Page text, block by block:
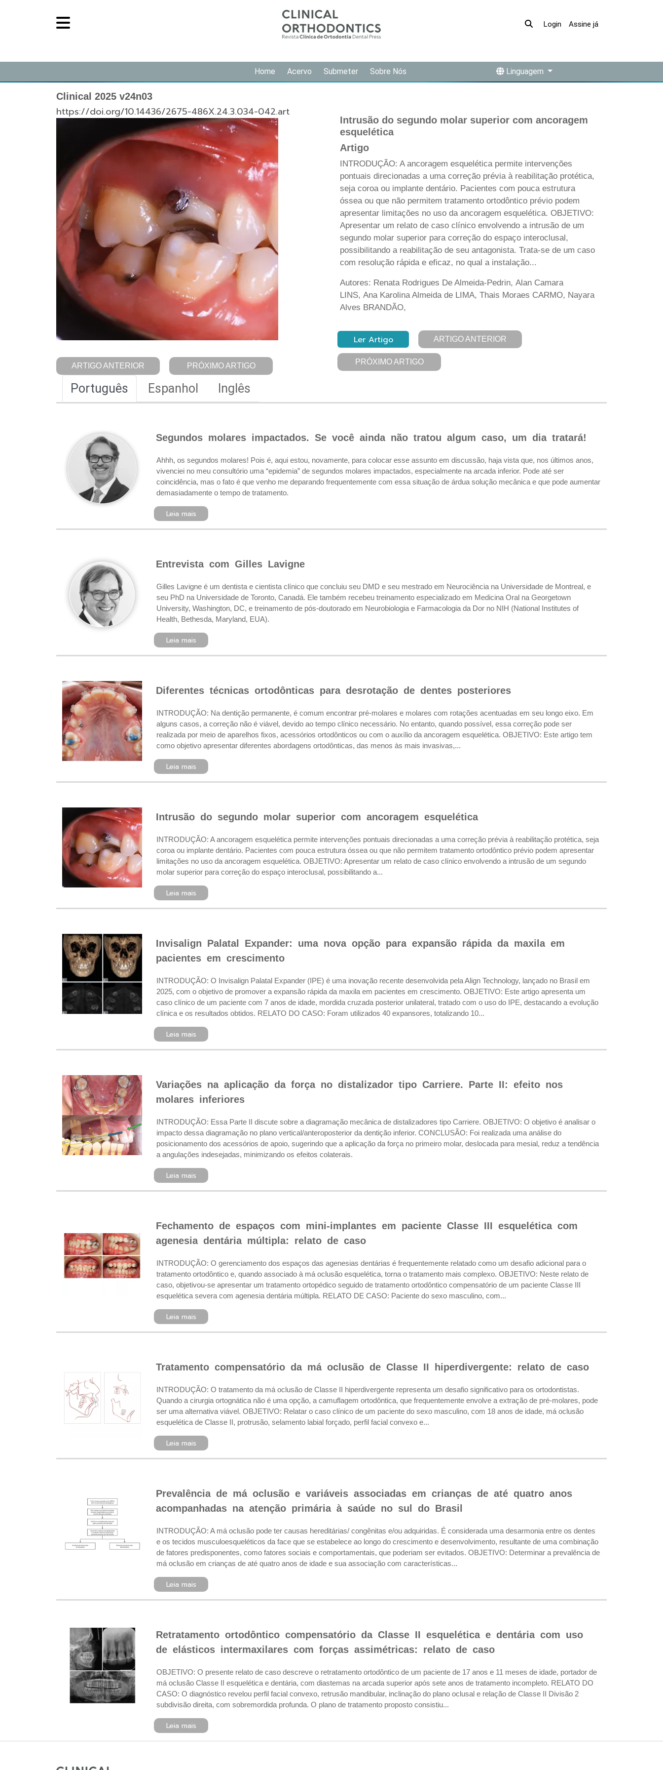
Login Assine já
Home Acervo Submeter Sobre Nós Linguagem
Clinical 2025 v24n03
https://doi.org/10.14436/2675-486X.24.3.034-042.art
ARTIGO ANTERIOR PRÓXIMO ARTIGO
Intrusão do segundo molar superior com ancoragem
esquelética
Artigo
INTRODUÇÃO: A ancoragem esquelética permite intervenções
pontuais direcionadas a uma correção prévia à reabilitação protética,
seja coroa ou implante dentário. Pacientes com pouca estrutura
óssea ou que não permitem tratamento ortodôntico prévio podem
apresentar limitações no uso da ancoragem esquelética. OBJETIVO:
Apresentar um relato de caso clínico envolvendo a intrusão de um
segundo molar superior para correção do espaço interoclusal,
possibilitando a reabilitação de seu antagonista. Trata-se de um caso
com resolução rápida e eficaz, no qual a instalação...
Autores: Renata Rodrigues De Almeida-Pedrin, Alan Camara
LINS, Ana Karolina Almeida de LIMA, Thais Moraes CARMO, Nayara
Alves BRANDÃO,
Ler Artigo ARTIGO ANTERIOR
PRÓXIMO ARTIGO
Português Espanhol Inglês
Segundos molares impactados. Se você ainda não tratou algum caso, um dia tratará!
Ahhh, os segundos molares! Pois é, aqui estou, novamente, para colocar esse assunto em discussão, haja vista que, nos últimos anos,
vivenciei no meu consultório uma “epidemia” de segundos molares impactados, especialmente na arcada inferior. Pode até ser
coincidência, mas o fato é que venho me deparando frequentemente com essa situação de árdua solução mecânica e que pode aumentar
demasiadamente o tempo de tratamento.
Leia mais
Entrevista com Gilles Lavigne
Gilles Lavigne é um dentista e cientista clínico que concluiu seu DMD e seu mestrado em Neurociência na Universidade de Montreal, e
seu PhD na Universidade de Toronto, Canadá. Ele também recebeu treinamento especializado em Medicina Oral na Georgetown
University, Washington, DC, e treinamento de pós-doutorado em Neurobiologia e Farmacologia da Dor no NIH (National Institutes of
Health, Bethesda, Maryland, EUA).
Leia mais
Diferentes técnicas ortodônticas para desrotação de dentes posteriores
INTRODUÇÃO: Na dentição permanente, é comum encontrar pré-molares e molares com rotações acentuadas em seu longo eixo. Em
alguns casos, a correção não é viável, devido ao tempo clínico necessário. No entanto, quando possível, essa correção pode ser
realizada por meio de aparelhos fixos, acessórios ortodônticos ou com o auxílio da ancoragem esquelética. OBJETIVO: Este artigo tem
como objetivo apresentar diferentes abordagens ortodônticas, das menos às mais invasivas,...
Leia mais
Intrusão do segundo molar superior com ancoragem esquelética
INTRODUÇÃO: A ancoragem esquelética permite intervenções pontuais direcionadas a uma correção prévia à reabilitação protética, seja
coroa ou implante dentário. Pacientes com pouca estrutura óssea ou que não permitem tratamento ortodôntico prévio podem apresentar
limitações no uso da ancoragem esquelética. OBJETIVO: Apresentar um relato de caso clínico envolvendo a intrusão de um segundo
molar superior para correção do espaço interoclusal, possibilitando a...
Leia mais
Invisalign Palatal Expander: uma nova opção para expansão rápida da maxila em
pacientes em crescimento
INTRODUÇÃO: O Invisalign Palatal Expander (IPE) é uma inovação recente desenvolvida pela Align Technology, lançado no Brasil em
2025, com o objetivo de promover a expansão rápida da maxila em pacientes em crescimento. OBJETIVO: Este artigo apresenta um
caso clínico de um paciente com 7 anos de idade, mordida cruzada posterior unilateral, tratado com o uso do IPE, destacando a evolução
clínica e os resultados obtidos. RELATO DO CASO: Foram utilizados 40 expansores, totalizando 10...
Leia mais
Variações na aplicação da força no distalizador tipo Carriere. Parte II: efeito nos
molares inferiores
INTRODUÇÃO: Essa Parte II discute sobre a diagramação mecânica de distalizadores tipo Carriere. OBJETIVO: O objetivo é analisar o
impacto dessa diagramação no plano vertical/anteroposterior da dentição inferior. CONCLUSÃO: Foi realizada uma análise do
posicionamento dos acessórios de apoio, sugerindo que a aplicação da força no primeiro molar, deslocada para mesial, reduz a tendência
a angulações indesejadas, minimizando os efeitos colaterais.
Leia mais
Fechamento de espaços com mini-implantes em paciente Classe III esquelética com
agenesia dentária múltipla: relato de caso
INTRODUÇÃO: O gerenciamento dos espaços das agenesias dentárias é frequentemente relatado como um desafio adicional para o
tratamento ortodôntico e, quando associado à má oclusão esquelética, torna o tratamento mais complexo. OBJETIVO: Neste relato de
caso, objetivou-se apresentar um tratamento ortopédico seguido de tratamento ortodôntico compensatório de um paciente Classe III
esquelética severa com agenesia dentária múltipla. RELATO DE CASO: Paciente do sexo masculino, com...
Leia mais
Tratamento compensatório da má oclusão de Classe II hiperdivergente: relato de caso
INTRODUÇÃO: O tratamento da má oclusão de Classe II hiperdivergente representa um desafio significativo para os ortodontistas.
Quando a cirurgia ortognática não é uma opção, a camuflagem ortodôntica, que frequentemente envolve a extração de pré-molares, pode
ser uma alternativa viável. OBJETIVO: Relatar o caso clínico de um paciente do sexo masculino, com 18 anos de idade, má oclusão
esquelética de Classe II, protrusão, selamento labial forçado, perfil facial convexo e...
Leia mais
Prevalência de má oclusão e variáveis associadas em crianças de até quatro anos
acompanhadas na atenção primária à saúde no sul do Brasil
INTRODUÇÃO: A má oclusão pode ter causas hereditárias/ congênitas e/ou adquiridas. É considerada uma desarmonia entre os dentes
e os tecidos musculoesqueléticos da face que se estabelece ao longo do crescimento e desenvolvimento, resultante de uma combinação
de fatores predisponentes, como fatores sociais e comportamentais, que poderiam ser evitados. OBJETIVO: Determinar a prevalência de
má oclusão em crianças de até quatro anos de idade e sua associação com características...
Leia mais
Retratamento ortodôntico compensatório da Classe II esquelética e dentária com uso
de elásticos intermaxilares com forças assimétricas: relato de caso
OBJETIVO: O presente relato de caso descreve o retratamento ortodôntico de um paciente de 17 anos e 11 meses de idade, portador de
má oclusão Classe II esquelética e dentária, com diastemas na arcada superior após sete anos de tratamento incompleto. RELATO DO
CASO: O diagnóstico revelou perfil facial convexo, retrusão mandibular, inclinação do plano oclusal e relação de Classe II Divisão 2
subdivisão direita, com sobremordida profunda. O plano de tratamento proposto consistiu...
Leia mais